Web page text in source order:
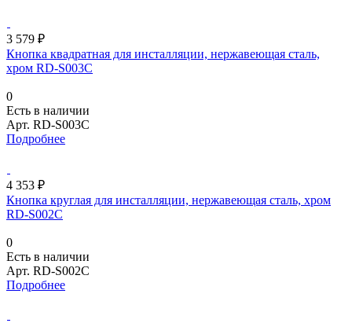
3 579 ₽
Кнопка квадратная для инсталляции, нержавеющая сталь,
хром RD-S003C
0
Есть в наличии
Арт. RD-S003C
Подробнее
4 353 ₽
Кнопка круглая для инсталляции, нержавеющая сталь, хром
RD-S002C
0
Есть в наличии
Арт. RD-S002C
Подробнее